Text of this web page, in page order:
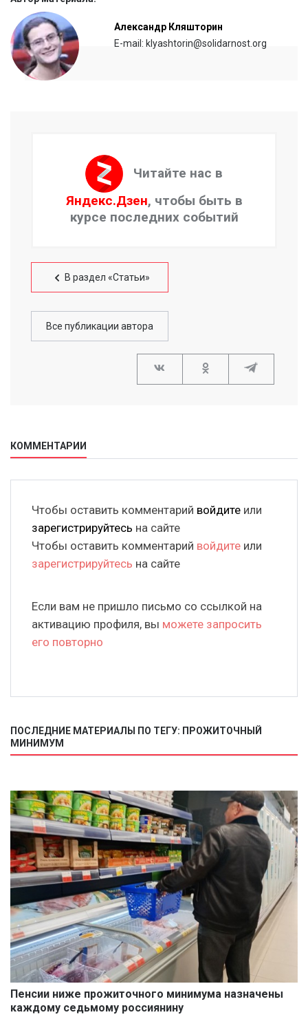
Александр Кляшторин
E-mail: klyashtorin@solidarnost.org
Читайте нас в
Яндекс.Дзен, чтобы быть в
курсе последних событий
В раздел «Статьи»
Все публикации автора
КОММЕНТАРИИ
Чтобы оставить комментарий войдите или
зарегистрируйтесь на сайте
Чтобы оставить комментарий войдите или
зарегистрируйтесь на сайте
Если вам не пришло письмо со ссылкой на
активацию профиля, вы можете запросить
его повторно
ПОСЛЕДНИЕ МАТЕРИАЛЫ ПО ТЕГУ: ПРОЖИТОЧНЫЙ
МИНИМУМ
Пенсии ниже прожиточного минимума назначены
каждому седьмому россиянину